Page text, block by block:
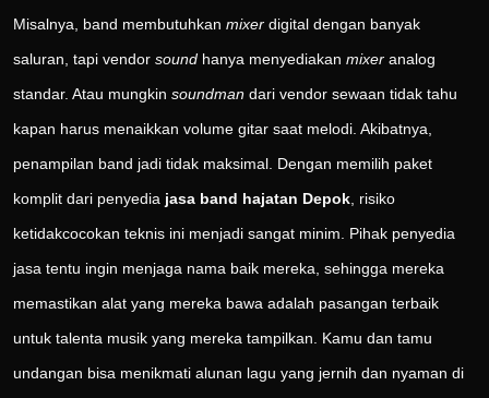
Misalnya, band membutuhkan mixer digital dengan banyak
saluran, tapi vendor sound hanya menyediakan mixer analog
standar. Atau mungkin soundman dari vendor sewaan tidak tahu
kapan harus menaikkan volume gitar saat melodi. Akibatnya,
penampilan band jadi tidak maksimal. Dengan memilih paket
komplit dari penyedia jasa band hajatan Depok , risiko
ketidakcocokan teknis ini menjadi sangat minim. Pihak penyedia
jasa tentu ingin menjaga nama baik mereka, sehingga mereka
memastikan alat yang mereka bawa adalah pasangan terbaik
untuk talenta musik yang mereka tampilkan. Kamu dan tamu
undangan bisa menikmati alunan lagu yang jernih dan nyaman di